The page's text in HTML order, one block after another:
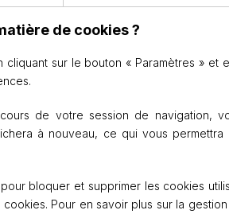
de cookies ?
sur le bouton « Paramètres » et
de votre session de navigation,
à nouveau, ce qui vous
bloquer et supprimer les cookies
Pour en savoir plus sur la